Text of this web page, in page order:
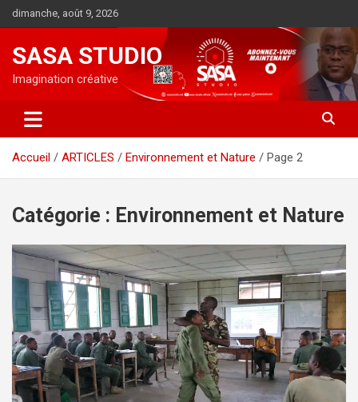
Aller
au
dimanche, août 9, 2026
SASA STUDIO
Imagination créative
Accueil ARTICLES Environnement et Nature Page 2
Catégorie : Environnement et Nature